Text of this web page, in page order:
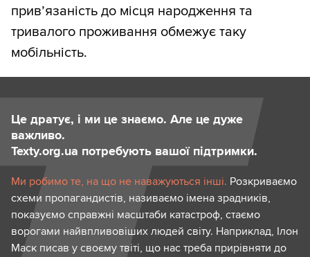
прив’язаність до місця народження та
тривалого проживання обмежує таку
мобільність.
Це дратує, і ми це знаємо. Але це дуже
важливо.
Texty.org.ua потребують вашої підтримки.
Ми робимо те, на що не наважуються інші. Розкриваємо
схеми пропагандистів, називаємо імена зрадників,
показуємо справжні масштаби катастроф, стаємо
ворогами найвпливовіших людей світу. Наприклад, Ілон
Маск писав у своєму твіті, що нас треба прирівняти до